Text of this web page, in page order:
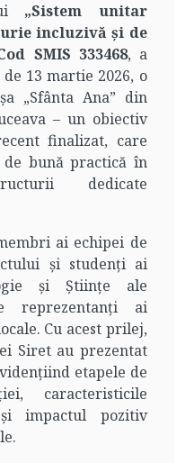
„Sistem unitar
incluzivă și de
SMIS 333468, a
13 martie 2026, o
„Sfânta Ana” din
– un obiectiv
finalizat, care
bună practică în
dedicate
ai echipei de
și studenți ai
și Științe ale
reprezentanți ai
Cu acest prilej,
Siret au prezentat
etapele de
caracteristicile
impactul pozitiv